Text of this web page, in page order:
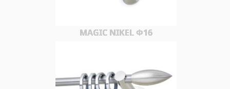
MAGIC NIKEL Φ16